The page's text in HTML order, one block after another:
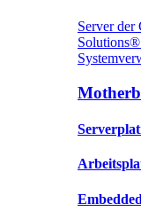
Server der